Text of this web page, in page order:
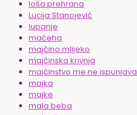
loša prehrana
Lucija Stanojević
lupanje
maćeha
majčino mlijeko
majčinska krivnja
majčinstvo me ne ispunjava
majka
majke
mala beba